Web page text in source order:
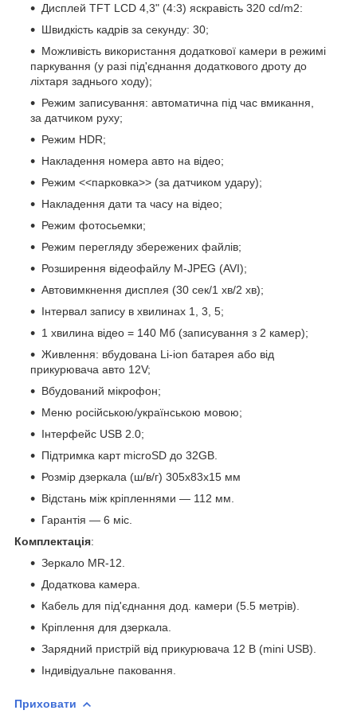
Дисплей TFT LCD 4,3" (4:3) яскравість 320 cd/m2:
Швидкість кадрів за секунду: 30;
Можливість використання додаткової камери в режимі
паркування (у разі під'єднання додаткового дроту до
ліхтаря заднього ходу);
Режим записування: автоматична під час вмикання,
за датчиком руху;
Режим HDR;
Накладення номера авто на відео;
Режим <<парковка>> (за датчиком удару);
Накладення дати та часу на відео;
Режим фотосьемки;
Режим перегляду збережених файлів;
Розширення відеофайлу M-JPEG (AVI);
Автовимкнення дисплея (30 сек/1 хв/2 хв);
Інтервал запису в хвилинах 1, 3, 5;
1 хвилина відео = 140 Мб (записування з 2 камер);
Живлення: вбудована Li-ion батарея або від
прикурювача авто 12V;
Вбудований мікрофон;
Меню російською/українською мовою;
Інтерфейс USB 2.0;
Підтримка карт microSD до 32GB.
Розмір дзеркала (ш/в/г) 305х83х15 мм
Відстань між кріпленнями — 112 мм.
Гарантія — 6 міс.
Комплектація:
Зеркало MR-12.
Додаткова камера.
Кабель для під'єднання дод. камери (5.5 метрів).
Кріплення для дзеркала.
Зарядний пристрій від прикурювача 12 В (mini USB).
Індивідуальне паковання.
Приховати